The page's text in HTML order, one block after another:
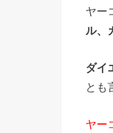
ヤー
ル、
ダイ
とも
ヤー